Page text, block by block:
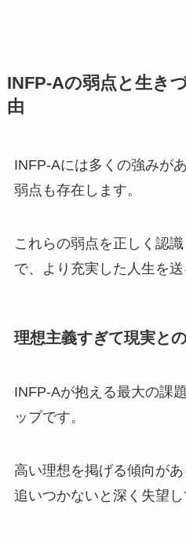
INFP-Aの弱点と生き
由
INFP-Aには多くの強みが
弱点も存在します。
これらの弱点を正しく認
で、より充実した人生を送
理想主義すぎて現実と
INFP-Aが抱える最大の課
ップです。
高い理想を掲げる傾向が
追いつかないと深く失望し